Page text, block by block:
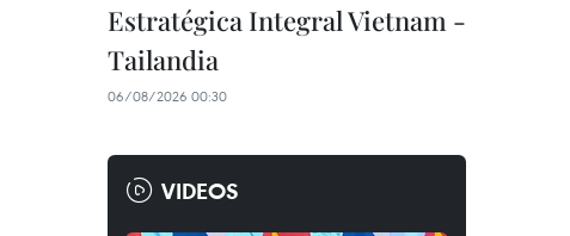
Estratégica Integral Vietnam -
Tailandia
06/08/2026 00:30
VIDEOS